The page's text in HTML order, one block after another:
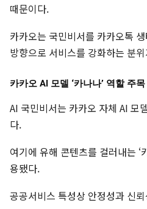
때문이다.
카카오는 국민비서를 카카오톡
방향으로 서비스를 강화하는 분
카카오 AI 모델 ‘카나나’ 역할 주목
AI 국민비서는 카카오 자체 AI 모
다.
여기에 유해 콘텐츠를 걸러내는 ‘
용됐다.
공공서비스 특성상 안정성과 신